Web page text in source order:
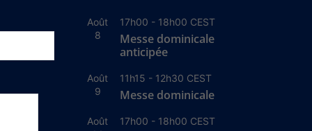
Août
8
17h00 - 18h00 CEST
Messe dominicale
anticipée
Août
9
11h15 - 12h30 CEST
Messe dominicale
Août
17h00 - 18h00 CEST